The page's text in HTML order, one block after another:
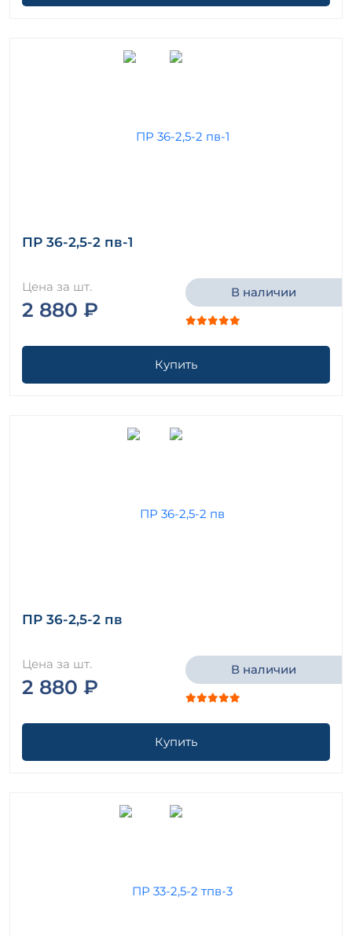
ПР 36-2,5-2 пв-1
Цена за шт.
2 880 ₽
В наличии
Купить
ПР 36-2,5-2 пв
Цена за шт.
2 880 ₽
В наличии
Купить